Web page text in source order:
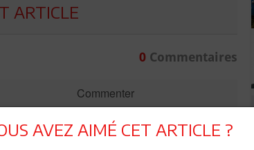
ARTICLE
0Commentaires
Commenter
AVEZ AIMÉ CET ARTICLE ?